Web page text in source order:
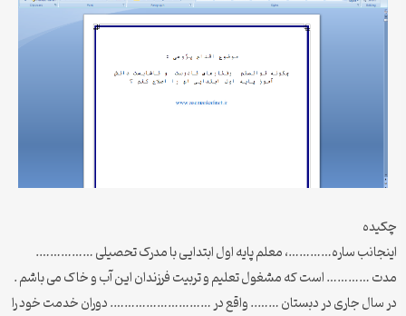
چکیده
اینجانب ساره…………، معلم پایه اول ابتدایی با مدرک تحصیلی …………….
مدت ………… است که مشغول تعلیم و تربیت فرزندان این آب و خاک می باشم .
در سال جاری در دبستان …….. واقع در ………………………. دوران خدمت خود را